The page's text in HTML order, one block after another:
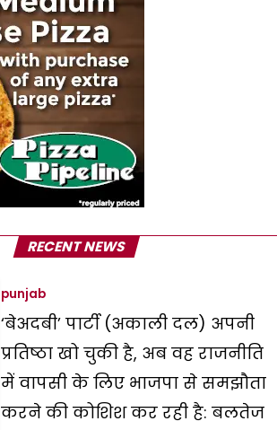
RECENT NEWS
punjab
‘बेअदबी’ पार्टी (अकाली दल) अपनी
प्रतिष्ठा खो चुकी है, अब वह राजनीति
में वापसी के लिए भाजपा से समझौता
करने की कोशिश कर रही है: बलतेज